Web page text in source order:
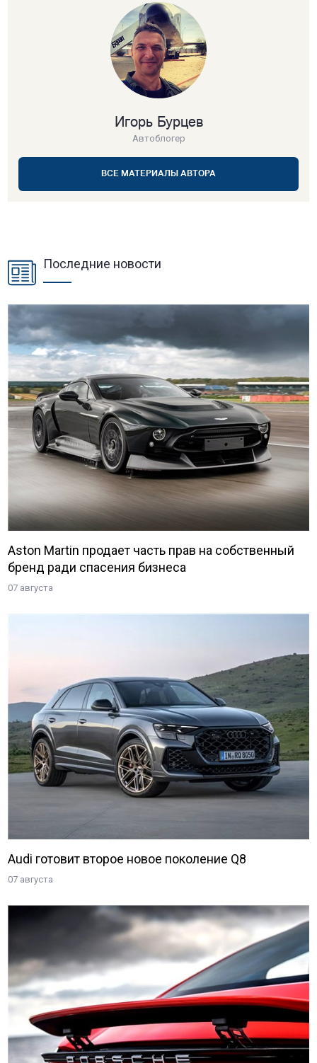
Игорь Бурцев
Автоблогер
ВСЕ МАТЕРИАЛЫ АВТОРА
Последние новости
Aston Martin продает часть прав на собственный
бренд ради спасения бизнеса
07 августа
Audi готовит второе новое поколение Q8
07 августа